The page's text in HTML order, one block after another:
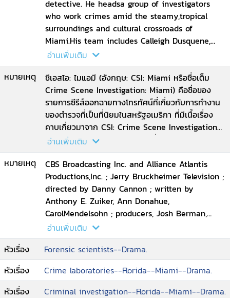
--disc 6 Episode 21. Spring Break ; Episode 22.
Tinder Box ; Episode 23. Freaks and tweaks ;
Episode 24. Body Count
--disc 7 Special features ; Behind-The-Scenes
Featurettes ; CSI : Miami Uncovered ; Creating
CSI : Miami ; Procedures of Hangling Evidence ;
The Autopsy TheaterTour ; The Gun Lab Tour.
detective. He headsa group of investigators
who work crimes amid the steamy,tropical
surroundings and cultural crossroads of
Miami.His team includes Calleigh Dusquene,
with a specialty inballistics; Tim Speedle, who
is well connected on thestreet, and Eric Delko,
an underwater recovery expert whoknows all
the twists and turns of the Florida
waterways.Together, these investigators collect
and analyze theevidence to solve the crimes
and to vindicate those whooften cannot speak
for themselves, the victims.
อ่านเพิ่มเติม
หมายเหตุ
ซีเอสไอ: ไมแอมี (อังกฤษ: CSI: Miami หรือชื่อเต็ม
Crime Scene Investigation: Miami) คือชื่อของ
รายการซีรีส์ออกฉายทางโทรทัศน์ที่เกี่ยวกับการทำงาน
ของตำรวจที่เป็นที่นิยมในสหรัฐอเมริกา ที่มีเนื้อเรื่อง
คาบเกี่ยวมาจาก CSI: Crime Scene Investigation
หรือ ซีเอสไอ: ไครม์ซีนอินเวสติเกชั่น (ในประเทศไทย ซี
รีส์ชุดนี้ถูกเรียกว่า ทีมปฏิบัติการล่าความจริง ไมอามี่
และถูกเรียกว่า ไขคดีปริศนา ไมอามี่ ตามที่ออกเป็นสื่อ
บันเทิงตามบ้าน) รายการนี้มีศูนย์กลางของเรื่องอยู่ที่
ทีมนักนิติเวชวิทยา ซึ่งตั้งอยู่ในเมืองไมอามี่, รัฐ
ฟลอริดา หน่วยนี้จะสืบสวนสอบสวนการเสียชีวิตที่เป็น
ปริศนา ผิดธรรมดา และบางครั้งก็น่าสยดสยอง เพื่อหา
สาเหตุการตายที่แท้จริงและความเป็นมาของผู้ที่เสียชีวิต
พวกเขายังสอบสวนอาชญากรรมร้ายแรงอื่น ๆ ด้วย
แต่แกนสำคัญส่วนใหญ่ของเรื่องมักจะเป็นการ
ฆาตกรรม ซีเอสไอ ไมแอมี่ เป็นซี่รีส์เรื่องแรกของ
ตระกูลซีเอสไอ ที่ถูกยกเลิกการออกอากาศจากซีบีเอส
หลังจากออกอากาศมาทั้งหมด 10 ซีซั่น
อ่านเพิ่มเติม
หมายเหตุ
CBS Broadcasting Inc. and Alliance Atlantis
Productions,Inc. ; Jerry Bruckheimer Television ;
directed by Danny Cannon ; written by
Anthony E. Zuiker, Ann Donahue,
CarolMendelsohn ; producers, Josh Berman,
Andrew Lipsitz.
อ่านเพิ่มเติม
หัวเรื่อง
Forensic scientists--Drama.
หัวเรื่อง
Crime laboratories--Florida--Miami--Drama.
หัวเรื่อง
Criminal investigation--Florida--Miami--Drama.